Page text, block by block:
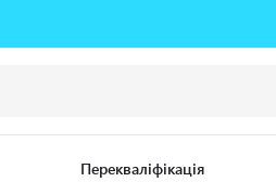
Перекваліфікація